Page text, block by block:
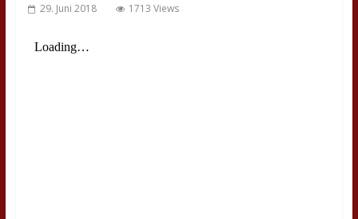
29. Juni 2018 1713 Views